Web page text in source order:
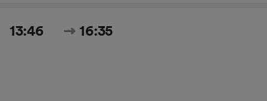
13:46 16:35